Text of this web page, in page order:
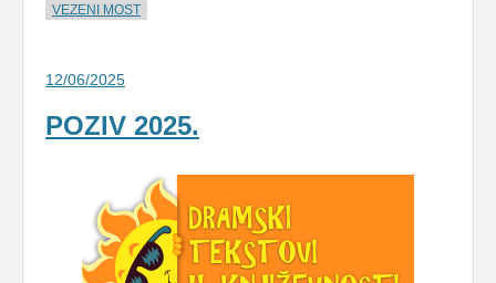
VEZENI MOST
12/06/2025
POZIV 2025.